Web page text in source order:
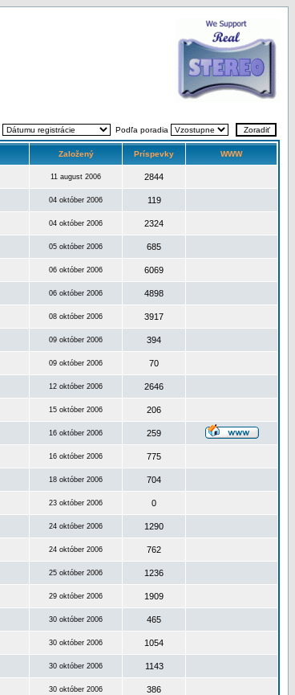
Podľa poradia
Založený Príspevky WWW
11 august 2006 2844
04 október 2006 119
04 október 2006 2324
05 október 2006 685
06 október 2006 6069
06 október 2006 4898
08 október 2006 3917
09 október 2006 394
09 október 2006 70
12 október 2006 2646
15 október 2006 206
16 október 2006 259
16 október 2006 775
18 október 2006 704
23 október 2006 0
24 október 2006 1290
24 október 2006 762
25 október 2006 1236
29 október 2006 1909
30 október 2006 465
30 október 2006 1054
30 október 2006 1143
30 október 2006 386